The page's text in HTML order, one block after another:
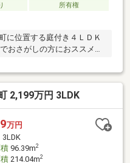
所有権
に位置する庭付き４ＬＤＫ
おさがしの方におススメで
2,199万円 3LDK
万円
3LDK
96.39m2
214.04m2